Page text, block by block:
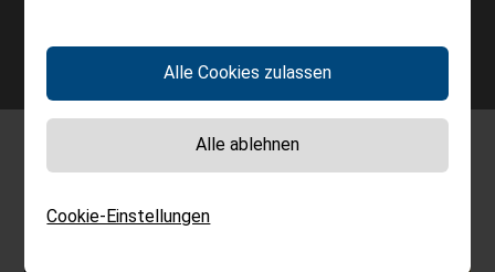
Cookie-Einstellungen
Alle Cookies zulassen
Alle ablehnen